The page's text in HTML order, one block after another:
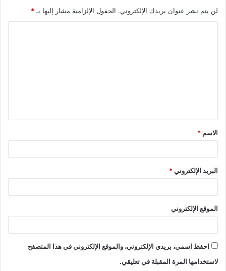
لن يتم نشر عنوان بريدك الإلكتروني. الحقول الإلزامية مشار إليها بـ *
ق
*
الاسم *
البريد الإلكتروني*
الموقع الإلكتروني
احفظ اسمي، بريدي الإلكتروني، والموقع الإلكتروني في هذا المتصفح
لاستخدامها المرة المقبلة في تعليقي.